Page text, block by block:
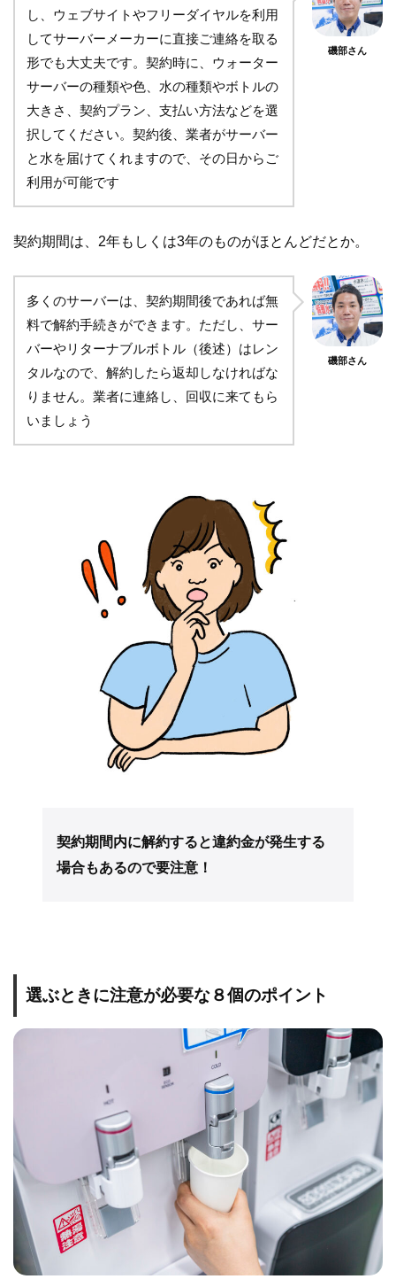
し、ウェブサイトやフリーダイヤルを利用
してサーバーメーカーに直接ご連絡を取る
形でも大丈夫です。契約時に、ウォーター
サーバーの種類や色、水の種類やボトルの
大きさ、契約プラン、支払い方法などを選
択してください。契約後、業者がサーバー
と水を届けてくれますので、その日からご
利用が可能です
磯部さん
契約期間は、2年もしくは3年のものがほとんどだとか。
多くのサーバーは、契約期間後であれば無
料で解約手続きができます。ただし、サー
バーやリターナブルボトル（後述）はレン
タルなので、解約したら返却しなければな
りません。業者に連絡し、回収に来てもら
いましょう
磯部さん
契約期間内に解約すると違約金が発生する
場合もあるので要注意！
選ぶときに注意が必要な８個のポイント